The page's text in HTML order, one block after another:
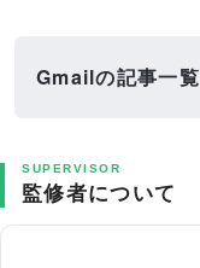
Gmailの記事一覧
SUPERVISOR
監修者について